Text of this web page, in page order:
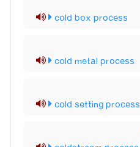
cold box process
cold metal process
cold setting process